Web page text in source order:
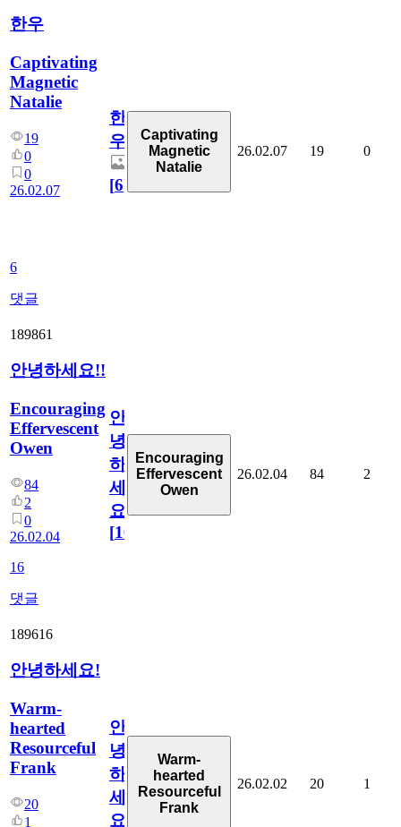
한우
Captivating
Magnetic
Natalie
19
0
0
26.02.07
6
댓글
한
우
[6]
Captivating
Magnetic
Natalie
26.02.07 19 0
189861
안녕하세요!!
Encouraging
Effervescent
Owen
84
2
0
26.02.04
16
댓글
안
녕
하
세
요!!
[16
Encouraging
Effervescent
Owen
26.02.04 84 2
189616
안녕하세요!
Warm-
hearted
Resourceful
Frank
20
1
안
녕
하
세
요!
Warm-
hearted
Resourceful
Frank
26.02.02 20 1